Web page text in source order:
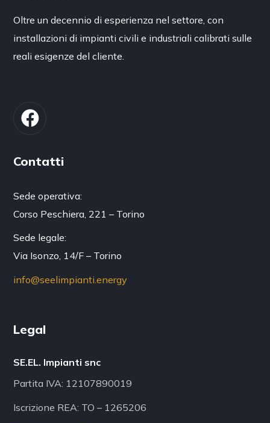
Oltre un decennio di esperienza nel settore, con
installazioni di impianti civili e industriali calibrati sulle
reali esigenze del cliente.
Contatti
Sede operativa:
Corso Peschiera, 221 – Torino
Sede legale:
Via Isonzo, 14/F – Torino
info@seelimpianti.energy
Legal
SE.EL. Impianti snc
Partita IVA: 12107890019
Iscrizione REA: TO – 1265206